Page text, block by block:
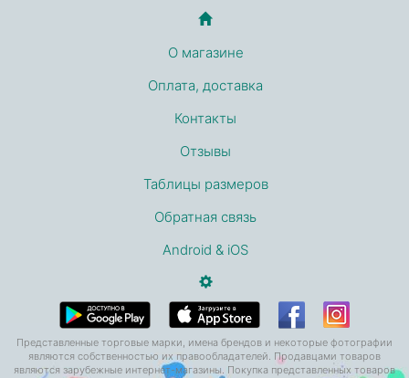
О магазине
Оплата, доставка
Контакты
Отзывы
Таблицы размеров
Обратная связь
Android & iOS
Представленные торговые марки, имена брендов и некоторые фотографии
являются собственностью их правообладателей. Продавцами товаров
являются зарубежные интернет-магазины. Покупка представленных товаров